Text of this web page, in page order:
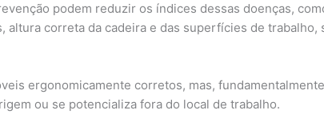
podem reduzir os índices dessas doenças,
altura correta da cadeira e das superfícies de
ergonomicamente corretos, mas,
ou se potencializa fora do local de trabalho.